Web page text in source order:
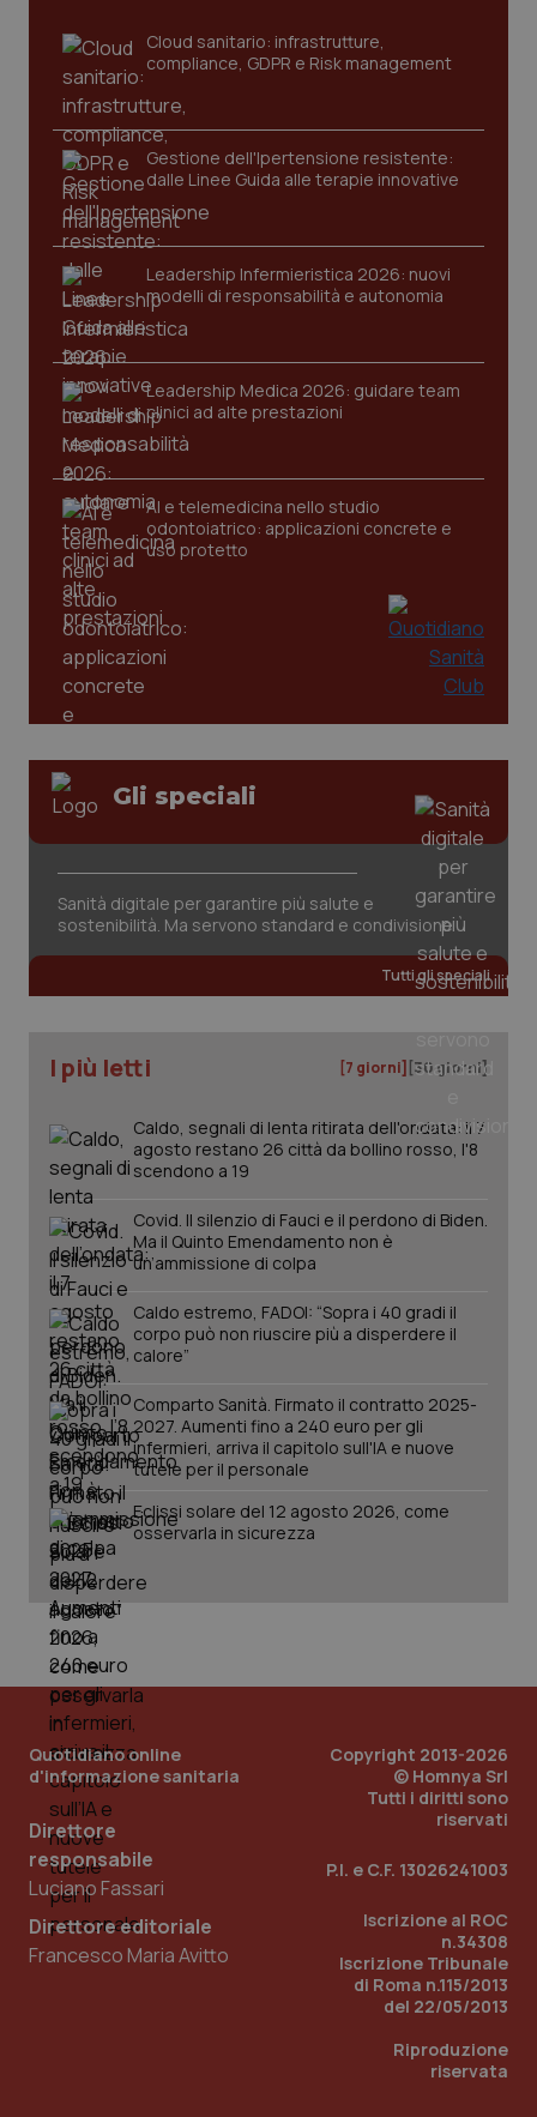
Cloud sanitario: infrastrutture,
compliance, GDPR e Risk management
Gestione dell'Ipertensione resistente:
dalle Linee Guida alle terapie innovative
Leadership Infermieristica 2026: nuovi
modelli di responsabilità e autonomia
Leadership Medica 2026: guidare team
clinici ad alte prestazioni
AI e telemedicina nello studio
odontoiatrico: applicazioni concrete e
uso protetto
Gli speciali
Sanità digitale per garantire più salute e
sostenibilità. Ma servono standard e condivisione
Tutti gli speciali
I più letti [7 giorni] [30 giorni]
Caldo, segnali di lenta ritirata dell'ondata: il 7
agosto restano 26 città da bollino rosso, l'8
scendono a 19
Covid. Il silenzio di Fauci e il perdono di Biden.
Ma il Quinto Emendamento non è
un’ammissione di colpa
Caldo estremo, FADOI: “Sopra i 40 gradi il
corpo può non riuscire più a disperdere il
calore”
Comparto Sanità. Firmato il contratto 2025-
2027. Aumenti fino a 240 euro per gli
infermieri, arriva il capitolo sull'IA e nuove
tutele per il personale
Eclissi solare del 12 agosto 2026, come
osservarla in sicurezza
Quotidiano online
d'informazione sanitaria
Direttore
responsabile
Luciano Fassari
Direttore editoriale
Francesco Maria Avitto
Copyright 2013-2026
© Homnya Srl
Tutti i diritti sono
riservati
P.I. e C.F. 13026241003
Iscrizione al ROC
n.34308
Iscrizione Tribunale
di Roma n.115/2013
del 22/05/2013
Riproduzione
riservata
CookieScriptConsent
tracking-sites-ironfish-
tracking-enable
tracking-sites-ironfish-
session-id
www.quotidianosanita.it
.quotidianosanita.it
PHPSESSID
PHP.net
www.quotidianosanita.it
_ga_KM60CM4NPH
mese